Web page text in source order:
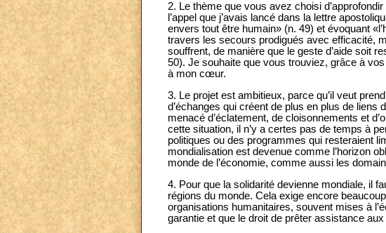
2. Le thème que vous avez choisi
l’appel que j’avais lancé dans la lettre
envers tout être humain» (n. 49) et évoquant
travers les secours prodigués avec efficacité,
souffrent, de manière que le geste d’aide soit
50). Je souhaite que vous trouviez, grâce à
à mon cœur.
3. Le projet est ambitieux, parce qu’il veut
d’échanges qui créent de plus en plus de
menacé d’éclatement, de cloisonnements et
cette situation, il n’y a certes pas de temps à
politiques ou des programmes qui resteraient
mondialisation est devenue comme l’horizon
monde de l’économie, comme aussi les
4. Pour que la solidarité devienne mondiale, il
régions du monde. Cela exige encore
organisations humanitaires, souvent mises à
garantie et que le droit de prêter assistance